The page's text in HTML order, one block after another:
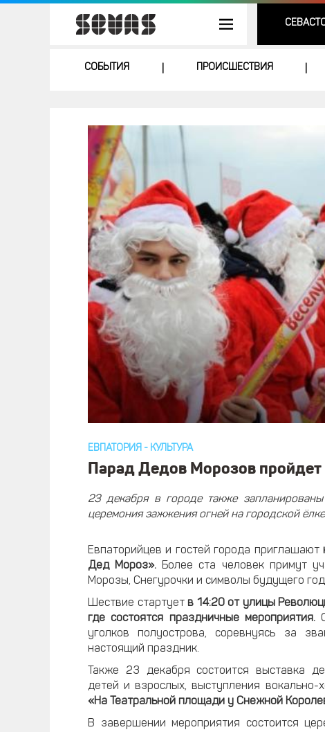
СОБЫТИЯ ПРОИСШЕСТВИЯ
ЕВПАТОРИЯ - КУЛЬТУРА
Парад Дедов Морозов пройдет
23 декабря в городе также
церемония зажжения огней на городской
Евпаторийцев и гостей города приглашают
Дед Мороз». Более ста человек примут
Морозы, Снегурочки и символы будущего
Шествие стартуетв 14:20 от улицы
где состоятся праздничные мероприятия.
уголков полуострова, соревнуясь за
настоящий праздник.
Также 23 декабря состоится выставка
детей и взрослых, выступления вокально-
«На Театральной площади у Снежной
В завершении мероприятия состоится